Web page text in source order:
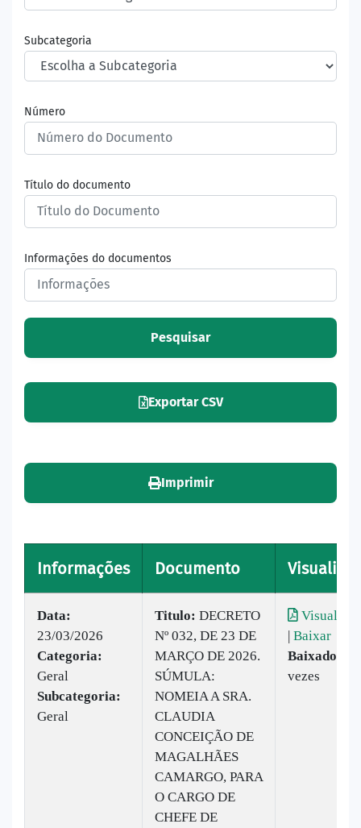
Subcategoria
Número
Título do documento
Informações do documentos
Pesquisar
Exportar CSV
Imprimir
Informações Documento Visualizar
Data:
23/03/2026
Categoria:
Geral
Subcategoria:
Geral
Titulo: DECRETO
Nº 032, DE 23 DE
MARÇO DE 2026.
SÚMULA:
NOMEIA A SRA.
CLAUDIA
CONCEIÇÃO DE
MAGALHÃES
CAMARGO, PARA
O CARGO DE
CHEFE DE
Visualizar
| Baixar
Baixado:
vezes